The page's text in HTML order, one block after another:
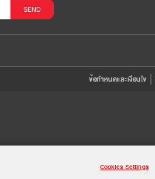
SEND
ข้อกำหนดและเงื่อนไข
Cookies Settings